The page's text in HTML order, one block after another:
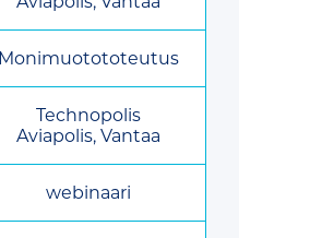
Monimuotototeutus
Technopolis
Aviapolis, Vantaa
webinaari